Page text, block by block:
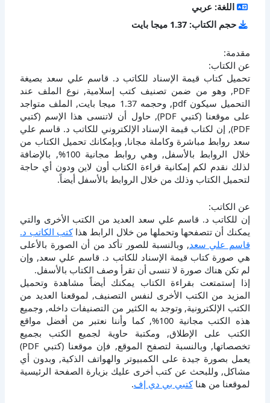
اللغة: عربي
حجم الكتاب: 1.37 ميجا بايت
مقدمة:
عن الكتاب:
تحميل كتاب قيمة الإسناد للكاتب د. قاسم علي سعد بصيغة
PDF, وهو من ضمن تصنيف كتب إسلامية, نوع الملف عند
التحميل سيكون pdf, وحجمه 1.37 ميجا بايت, الملف متواجد
على موقعنا (كتبي PDF), حاول أن لاتنسى هذا الإسم (كتبي
PDF), إن لكتاب قيمة الإسناد الإلكتروني للكاتب د. قاسم علي
سعد روابط مباشرة وكاملة مجانا, وبإمكانك تحميل الكتاب من
خلال الروابط بالأسفل, وهي روابط مجانية 100%, بالإضافة
لذلك نقدم لكم إمكانية قراءة الكتاب أون لاين ودون أي حاجة
لتحميل الكتاب وذلك من خلال الروابط بالأسفل أيضاً.
عن الكاتب:
إن للكاتب د. قاسم علي سعد العديد من الكتب الأخرى والتي
يمكنك أن تتصفحها وتحملها من خلال الرابط هذاكتب الكاتب د.
قاسم علي سعد, وبالنسبة للصور تأكد من أن الصورة بالأعلى
هي صورة كتاب قيمة الإسناد للكاتب د. قاسم علي سعد, وإن
لم تكن هناك صورة لا تنسى أن تقرأ وصف الكتاب بالأسفل.
إذا إستمتعت بقراءة الكتاب يمكنك أيضاً مشاهدة وتحميل
المزيد من الكتب الأخرى لنفس التصنيف, لموقعنا العديد من
الكتب الإلكترونية, وتوجد به الكثير من التصنيفات داخله, وجميع
هذه الكتب مجانية 100%, كما وأننا نعتبر من أفضل مواقع
الكتب على الإطلاق, ومكتبة حاوية لجميع الكتب بجميع
تخصصاتها, وبالنسبة لتصفح الموقع, فإن موقعنا (كتبي PDF)
يعمل بصورة جيدة على الكمبيوتر والهواتف الذكية, وبدون أي
مشاكل, وللبحث عن كتب أخرى عليك بزيارة الصفحة الرئيسية
لموقعنا من هناكتبي بي دي إف.